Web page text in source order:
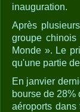
inauguration.
Après
groupe chinois
Monde ». Le
qu'une partie
En janvier
bourse de
aéroports